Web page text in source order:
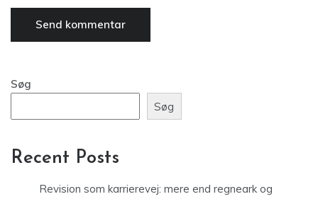
Søg
Søg
Recent Posts
Revision som karrierevej: mere end regneark og